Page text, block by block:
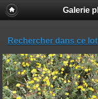
Galerie
Rechercher dans ce lot